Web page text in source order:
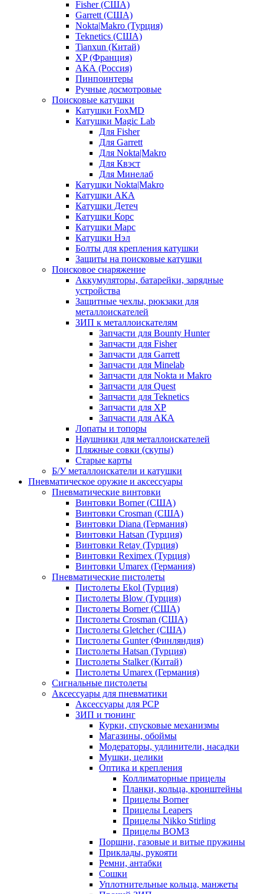
Fisher (США)
Garrett (США)
Nokta|Makro (Турция)
Teknetics (США)
Tianxun (Китай)
XP (Франция)
АКА (Россия)
Пинпоинтеры
Ручные досмотровые
Поисковые катушки
Катушки FoxMD
Катушки Magic Lab
Для Fisher
Для Garrett
Для Nokta|Makro
Для Квэст
Для Минелаб
Катушки Nokta|Makro
Катушки АКА
Катушки Детеч
Катушки Корс
Катушки Марс
Катушки Нэл
Болты для крепления катушки
Защиты на поисковые катушки
Поисковое снаряжение
Аккумуляторы, батарейки, зарядные
устройства
Защитные чехлы, рюкзаки для
металлоискателей
ЗИП к металлоискателям
Запчасти для Bounty Hunter
Запчасти для Fisher
Запчасти для Garrett
Запчасти для Minelab
Запчасти для Nokta и Makro
Запчасти для Quest
Запчасти для Teknetics
Запчасти для XP
Запчасти для АКА
Лопаты и топоры
Наушники для металлоискателей
Пляжные совки (скупы)
Старые карты
Б/У металлоискатели и катушки
Пневматическое оружие и аксессуары
Пневматические винтовки
Винтовки Borner (США)
Винтовки Crosman (США)
Винтовки Diana (Германия)
Винтовки Hatsan (Турция)
Винтовки Retay (Турция)
Винтовки Reximex (Турция)
Винтовки Umarex (Германия)
Пневматические пистолеты
Пистолеты Ekol (Турция)
Пистолеты Blow (Турция)
Пистолеты Borner (США)
Пистолеты Crosman (США)
Пистолеты Gletcher (США)
Пистолеты Gunter (Финляндия)
Пистолеты Hatsan (Турция)
Пистолеты Stalker (Китай)
Пистолеты Umarex (Германия)
Сигнальные пистолеты
Аксессуары для пневматики
Аксессуары для PCP
ЗИП и тюнинг
Курки, спусковые механизмы
Магазины, обоймы
Модераторы, удлинители, насадки
Мушки, целики
Оптика и крепления
Коллиматорные прицелы
Планки, кольца, кронштейны
Прицелы Borner
Прицелы Leapers
Прицелы Nikko Stirling
Прицелы ВОМЗ
Поршни, газовые и витые пружины
Приклады, рукояти
Ремни, антабки
Сошки
Уплотнительные кольца, манжеты